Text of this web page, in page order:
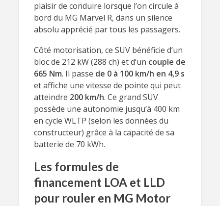
plaisir de conduire lorsque l’on circule à
bord du MG Marvel R, dans un silence
absolu apprécié par tous les passagers.
Côté motorisation, ce SUV bénéficie d’un
bloc de 212 kW (288 ch) et d’un couple de
665 Nm. Il passe de 0 à 100 km/h en 4,9 s
et affiche une vitesse de pointe qui peut
atteindre 200 km/h. Ce grand SUV
possède une autonomie jusqu’à 400 km
en cycle WLTP (selon les données du
constructeur) grâce à la capacité de sa
batterie de 70 kWh.
Les formules de
financement LOA et LLD
pour rouler en MG Motor